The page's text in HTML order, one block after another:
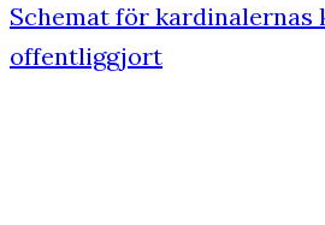
Schemat för kardinalernas
offentliggjort